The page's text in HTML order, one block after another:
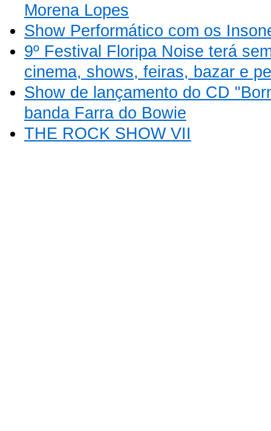
Morena Lopes
Show Performático com os
9º Festival Floripa Noise terá
cinema, shows, feiras, bazar e
Show de lançamento do CD
banda Farra do Bowie
THE ROCK SHOW VII